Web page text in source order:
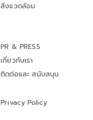
สิ่งแวดล้อม
PR & PRESS
เกี่ยวกับเรา
ติดต่อและ สนับสนุน
Privacy Policy